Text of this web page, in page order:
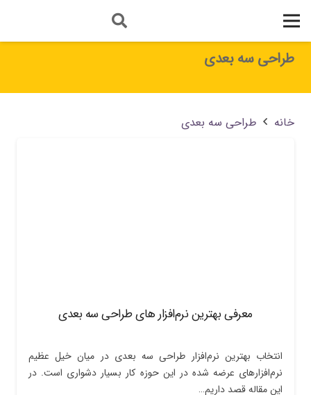
طراحی سه بعدی
خانه طراحی سه بعدی
معرفی بهترین نرم‌افزار های طراحی سه بعدی
انتخاب بهترین نرم‌افزار طراحی سه بعدی در میان خیل عظیم
نرم‌افزار‌های عرضه شده در این حوزه کار بسیار دشواری است. در
این مقاله قصد داریم…